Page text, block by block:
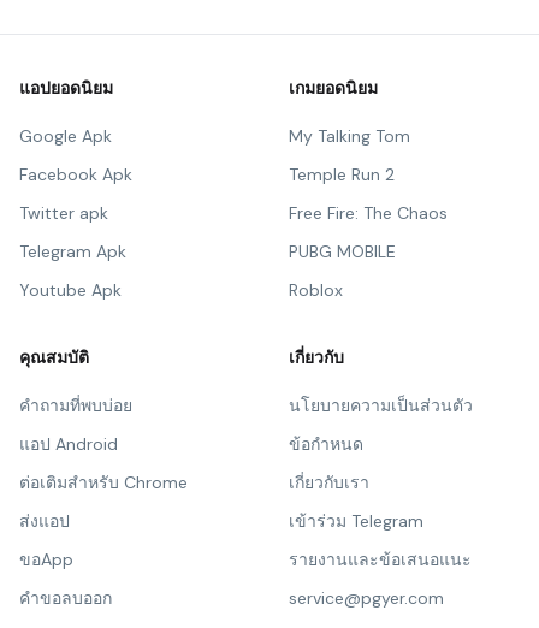
แอปยอดนิยม
Google Apk
Facebook Apk
Twitter apk
Telegram Apk
Youtube Apk
เกมยอดนิยม
My Talking Tom
Temple Run 2
Free Fire: The Chaos
PUBG MOBILE
Roblox
คุณสมบัติ
คำถามที่พบบ่อย
แอป Android
ต่อเติมสำหรับ Chrome
ส่งแอป
ขอApp
คำขอลบออก
เกี่ยวกับ
นโยบายความเป็นส่วนตัว
ข้อกำหนด
เกี่ยวกับเรา
เข้าร่วม Telegram
รายงานและข้อเสนอแนะ
service@pgyer.com